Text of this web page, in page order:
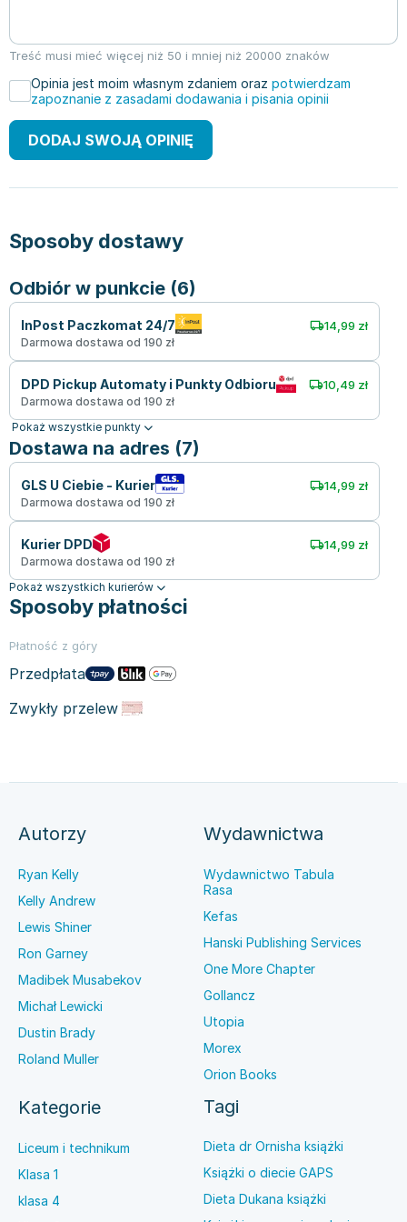
Treść musi mieć więcej niż 50 i mniej niż 20000 znaków
Opinia jest moim własnym zdaniem oraz potwierdzam
zapoznanie z zasadami dodawania i pisania opinii
DODAJ SWOJĄ OPINIĘ
Sposoby dostawy
Odbiór w punkcie (6)
InPost Paczkomat 24/7 14,99 zł
Darmowa dostawa od 190 zł
DPD Pickup Automaty i Punkty Odbioru 10,49 zł
Darmowa dostawa od 190 zł
Pokaż wszystkie punkty
Dostawa na adres (7)
GLS U Ciebie - Kurier 14,99 zł
Darmowa dostawa od 190 zł
Kurier DPD 14,99 zł
Darmowa dostawa od 190 zł
Pokaż wszystkich kurierów
Sposoby płatności
Płatność z góry
Przedpłata
Zwykły przelew
Autorzy
Ryan Kelly
Kelly Andrew
Lewis Shiner
Ron Garney
Madibek Musabekov
Michał Lewicki
Dustin Brady
Roland Muller
Wydawnictwa
Wydawnictwo Tabula
Rasa
Kefas
Hanski Publishing Services
One More Chapter
Gollancz
Utopia
Morex
Orion Books
Kategorie
Liceum i technikum
Klasa 1
klasa 4
Tagi
Dieta dr Ornisha książki
Książki o diecie GAPS
Dieta Dukana książki